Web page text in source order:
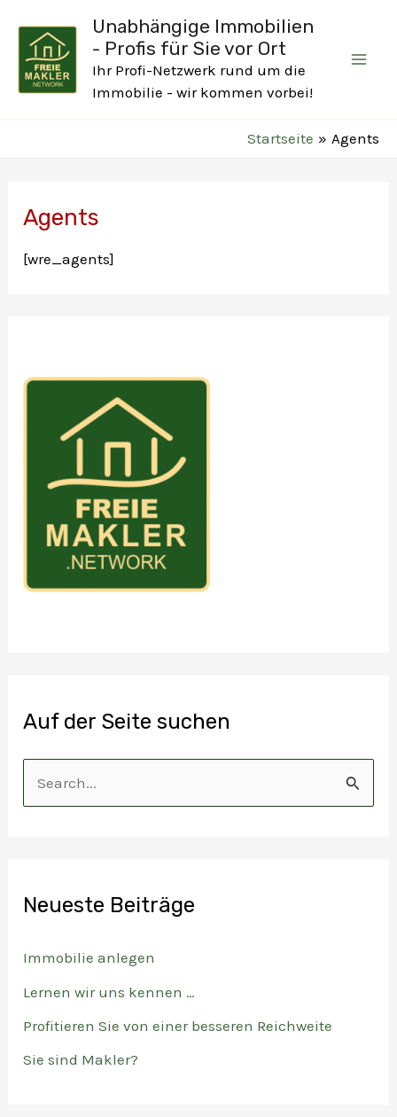
Inhalt
springen
Unabhängige Immobilien
- Profis für Sie vor Ort
Ihr Profi-Netzwerk rund um die
Immobilie - wir kommen vorbei!
Startseite Agents
Agents
[wre_agents]
Auf der Seite suchen
u
e
n
Neueste Beiträge
Immobilie anlegen
Lernen wir uns kennen …
Profitieren Sie von einer besseren Reichweite
Sie sind Makler?